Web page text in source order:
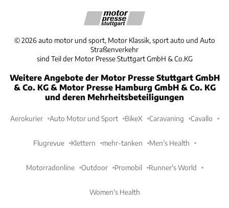
©2026 auto motor und sport, Motor Klassik, sport auto und Auto
Straßenverkehr
sind Teil der Motor Presse Stuttgart GmbH & Co.KG
Weitere Angebote der Motor Presse Stuttgart GmbH
& Co. KG & Motor Presse Hamburg GmbH & Co. KG
und deren Mehrheitsbeteiligungen
Aerokurier Auto Motor und Sport BikeX Caravaning Cavallo
Flugrevue Klettern mehr-tanken Men's Health
Motorradonline Outdoor Promobil Runner's World
Women's Health